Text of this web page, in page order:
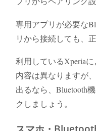
専用アプリが必要な
リから接続しても、
利用しているXperia
内容は異なりますが
出るなら、Bluetooth
クしましょう。